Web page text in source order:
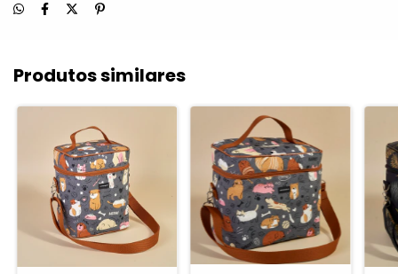
Produtos similares